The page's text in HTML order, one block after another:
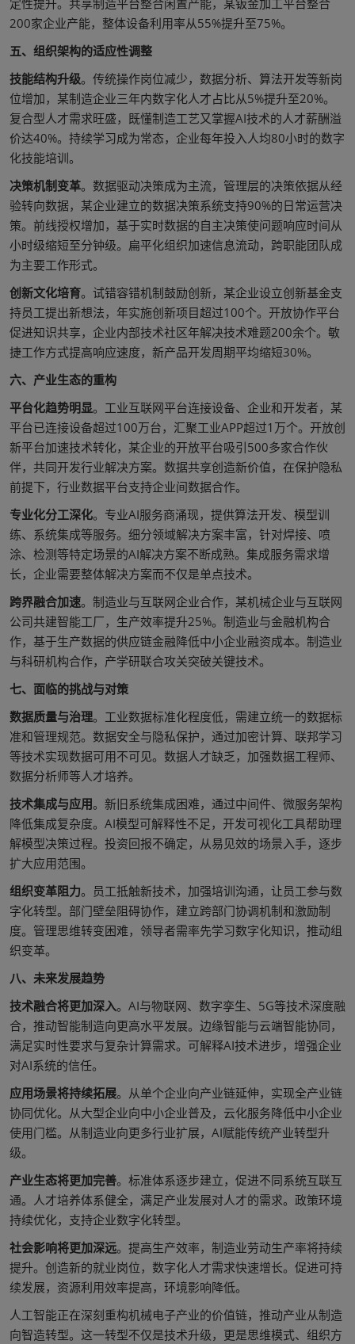
定性提升。共享制造平台整合闲置产能，某钣金加工平台整合
200家企业产能，整体设备利用率从55%提升至75%。
五、组织架构的适应性调整
技能结构升级。传统操作岗位减少，数据分析、算法开发等新岗
位增加，某制造企业三年内数字化人才占比从5%提升至20%。
复合型人才需求旺盛，既懂制造工艺又掌握AI技术的人才薪酬溢
价达40%。持续学习成为常态，企业每年投入人均80小时的数字
化技能培训。
决策机制变革。数据驱动决策成为主流，管理层的决策依据从经
验转向数据，某企业建立的数据决策系统支持90%的日常运营决
策。前线授权增加，基于实时数据的自主决策使问题响应时间从
小时级缩短至分钟级。扁平化组织加速信息流动，跨职能团队成
为主要工作形式。
创新文化培育。试错容错机制鼓励创新，某企业设立创新基金支
持员工提出新想法，年实施创新项目超过100个。开放协作平台
促进知识共享，企业内部技术社区年解决技术难题200余个。敏
捷工作方式提高响应速度，新产品开发周期平均缩短30%。
六、产业生态的重构
平台化趋势明显。工业互联网平台连接设备、企业和开发者，某
平台已连接设备超过100万台，汇聚工业APP超过1万个。开放创
新平台加速技术转化，某企业的开放平台吸引500多家合作伙
伴，共同开发行业解决方案。数据共享创造新价值，在保护隐私
前提下，行业数据平台支持企业间数据合作。
专业化分工深化。专业AI服务商涌现，提供算法开发、模型训
练、系统集成等服务。细分领域解决方案丰富，针对焊接、喷
涂、检测等特定场景的AI解决方案不断成熟。集成服务需求增
长，企业需要整体解决方案而不仅是单点技术。
跨界融合加速。制造业与互联网企业合作，某机械企业与互联网
公司共建智能工厂，生产效率提升25%。制造业与金融机构合
作，基于生产数据的供应链金融降低中小企业融资成本。制造业
与科研机构合作，产学研联合攻关突破关键技术。
七、面临的挑战与对策
数据质量与治理。工业数据标准化程度低，需建立统一的数据标
准和管理规范。数据安全与隐私保护，通过加密计算、联邦学习
等技术实现数据可用不可见。数据人才缺乏，加强数据工程师、
数据分析师等人才培养。
技术集成与应用。新旧系统集成困难，通过中间件、微服务架构
降低集成复杂度。AI模型可解释性不足，开发可视化工具帮助理
解模型决策过程。投资回报不确定，从易见效的场景入手，逐步
扩大应用范围。
组织变革阻力。员工抵触新技术，加强培训沟通，让员工参与数
字化转型。部门壁垒阻碍协作，建立跨部门协调机制和激励制
度。管理思维转变困难，领导者需率先学习数字化知识，推动组
织变革。
八、未来发展趋势
技术融合将更加深入。AI与物联网、数字孪生、5G等技术深度融
合，推动智能制造向更高水平发展。边缘智能与云端智能协同，
满足实时性要求与复杂计算需求。可解释AI技术进步，增强企业
对AI系统的信任。
应用场景将持续拓展。从单个企业向产业链延伸，实现全产业链
协同优化。从大型企业向中小企业普及，云化服务降低中小企业
使用门槛。从制造业向更多行业扩展，AI赋能传统产业转型升
级。
产业生态将更加完善。标准体系逐步建立，促进不同系统互联互
通。人才培养体系健全，满足产业发展对人才的需求。政策环境
持续优化，支持企业数字化转型。
社会影响将更加深远。提高生产效率，制造业劳动生产率将持续
提升。创造新的就业岗位，数字化人才需求快速增长。促进可持
续发展，资源利用效率提高，环境影响降低。
人工智能正在深刻重构机械电子产业的价值链，推动产业从制造
向智造转型。这一转型不仅是技术升级，更是思维模式、组织方